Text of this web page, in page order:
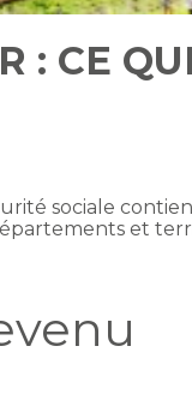
: CE QUI
sociale
et